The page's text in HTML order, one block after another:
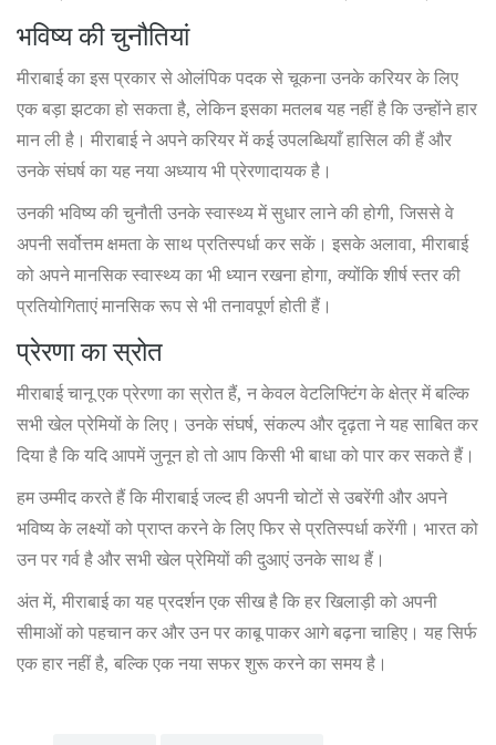
चूक गयीं।
भविष्य की चुनौतियां
मीराबाई का इस प्रकार से ओलंपिक पदक से चूकना उनके करियर के लिए
एक बड़ा झटका हो सकता है, लेकिन इसका मतलब यह नहीं है कि उन्होंने हार
मान ली है। मीराबाई ने अपने करियर में कई उपलब्धियाँ हासिल की हैं और
उनके संघर्ष का यह नया अध्याय भी प्रेरणादायक है।
उनकी भविष्य की चुनौती उनके स्वास्थ्य में सुधार लाने की होगी, जिससे वे
अपनी सर्वोत्तम क्षमता के साथ प्रतिस्पर्धा कर सकें। इसके अलावा, मीराबाई
को अपने मानसिक स्वास्थ्य का भी ध्यान रखना होगा, क्योंकि शीर्ष स्तर की
प्रतियोगिताएं मानसिक रूप से भी तनावपूर्ण होती हैं।
प्रेरणा का स्रोत
मीराबाई चानू एक प्रेरणा का स्रोत हैं, न केवल वेटलिफ्टिंग के क्षेत्र में बल्कि
सभी खेल प्रेमियों के लिए। उनके संघर्ष, संकल्प और दृढ़ता ने यह साबित कर
दिया है कि यदि आपमें जुनून हो तो आप किसी भी बाधा को पार कर सकते हैं।
हम उम्मीद करते हैं कि मीराबाई जल्द ही अपनी चोटों से उबरेंगी और अपने
भविष्य के लक्ष्यों को प्राप्त करने के लिए फिर से प्रतिस्पर्धा करेंगी। भारत को
उन पर गर्व है और सभी खेल प्रेमियों की दुआएं उनके साथ हैं।
अंत में, मीराबाई का यह प्रदर्शन एक सीख है कि हर खिलाड़ी को अपनी
सीमाओं को पहचान कर और उन पर काबू पाकर आगे बढ़ना चाहिए। यह सिर्फ
एक हार नहीं है, बल्कि एक नया सफर शुरू करने का समय है।